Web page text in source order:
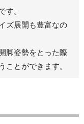
す。
ズ展開も豊富なの
脚姿勢をとった際
ことができます。